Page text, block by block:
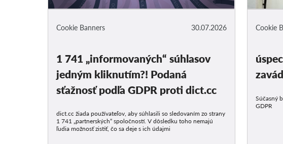
30.07.2026
Cookie Banners
1 741 „informovaných“ súhlasov
jedným kliknutím?! Podaná
sťažnosť podľa GDPR proti dict.cc
dict.cc žiada používateľov, aby súhlasili so sledovaním zo strany
1 741 „partnerských“ spoločností. V dôsledku toho nemajú
ľudia možnosť zistiť, čo sa deje s ich údajmi
Cookie
Súčasný
GDPR